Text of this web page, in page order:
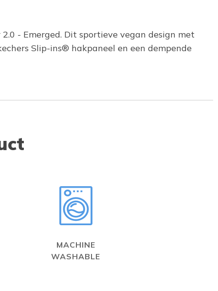
- Emerged. Dit sportieve vegan design met
Slip-ins® hakpaneel en een dempende
MACHINE
WASHABLE